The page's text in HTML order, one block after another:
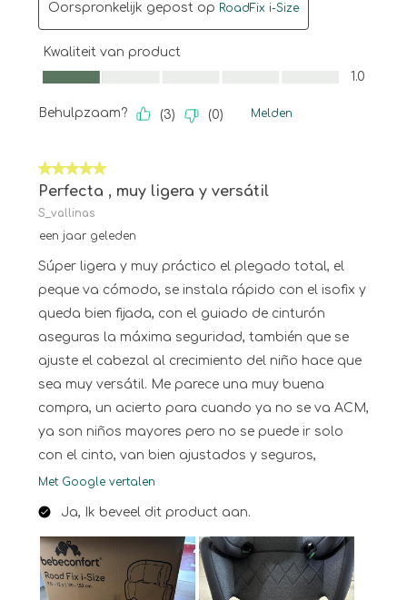
Oorspronkelijk gepost op RoadFix i-Size
Kwaliteit van product
Kwaliteit van product, 1.0 van 5
1.0
Behulpzaam? (3) (0) Melden
5 van 5 sterren.
Perfecta , muy ligera y versátil
S_vallinas
een jaar geleden
Súper ligera y muy práctico el plegado total, el
peque va cómodo, se instala rápido con el isofix y
queda bien fijada, con el guiado de cinturón
aseguras la máxima seguridad, también que se
ajuste el cabezal al crecimiento del niño hace que
sea muy versátil. Me parece una muy buena
compra, un acierto para cuando ya no se va ACM,
ya son niños mayores pero no se puede ir solo
con el cinto, van bien ajustados y seguros,
Met Google vertalen
Ja, Ik beveel dit product aan.